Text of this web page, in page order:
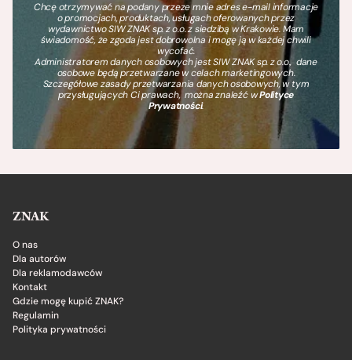
Chcę otrzymywać na podany przeze mnie adres e-mail informacje
o promocjach, produktach, usługach oferowanych przez
wydawnictwo SIW ZNAK sp. z o.o. z siedzibą w Krakowie. Mam
świadomość, że zgoda jest dobrowolna i mogę ją w każdej chwili
wycofać.
Administratorem danych osobowych jest SIW ZNAK sp. z o.o., dane
osobowe będą przetwarzane w celach marketingowych.
Szczegółowe zasady przetwarzania danych osobowych, w tym
przysługujących Ci prawach, można znaleźć wPolityce
Prywatności.
ZNAK
O nas
Dla autorów
Dla reklamodawców
Kontakt
Gdzie mogę kupić ZNAK?
Regulamin
Polityka prywatności